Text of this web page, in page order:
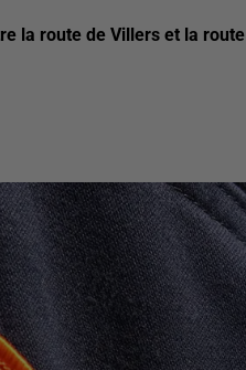
la route de Villers et la route